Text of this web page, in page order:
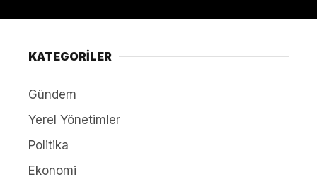
KATEGORİLER
Gündem
Yerel Yönetimler
Politika
Ekonomi